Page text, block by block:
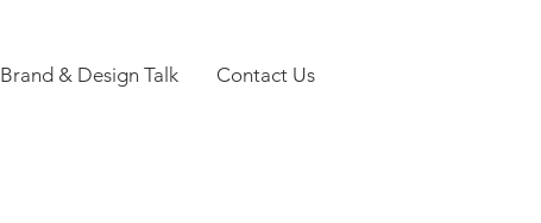
Brand & Design Talk Contact Us